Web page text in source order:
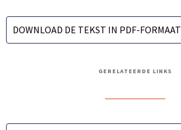
DOWNLOAD DE TEKST IN PDF-FORMAAT
GERELATEERDE LINKS